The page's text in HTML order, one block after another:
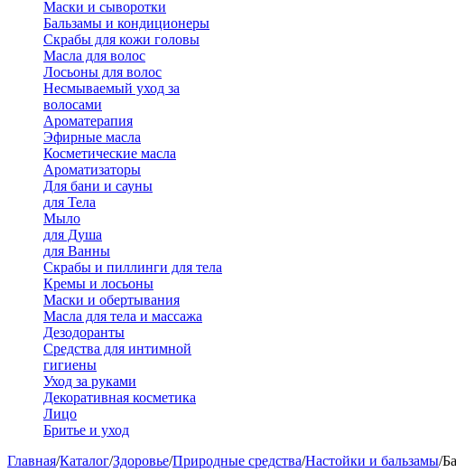
Маски и сыворотки
Бальзамы и кондиционеры
Скрабы для кожи головы
Масла для волос
Лосьоны для волос
Несмываемый уход за
волосами
Ароматерапия
Эфирные масла
Косметические масла
Ароматизаторы
Для бани и сауны
для Тела
Мыло
для Душа
для Ванны
Скрабы и пиллинги для тела
Кремы и лосьоны
Маски и обертывания
Масла для тела и массажа
Дезодоранты
Средства для интимной
гигиены
Уход за руками
Декоративная косметика
Лицо
Бритье и уход
Главная/Каталог/Здоровье/Природные средства/Настойки и бальзамы/